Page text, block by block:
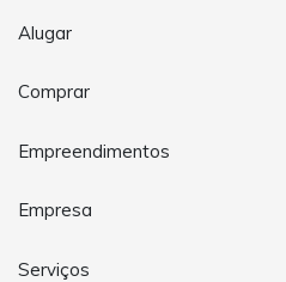
Alugar
Comprar
Empreendimentos
Empresa
Serviços